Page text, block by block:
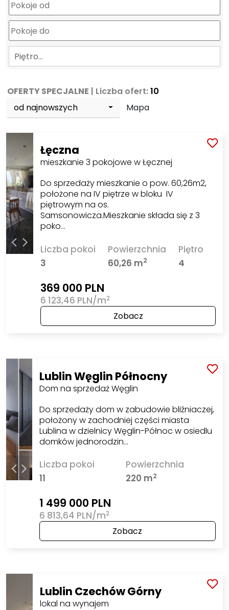
Piętro…
OFERTY SPECJALNE | Liczba ofert:10
od najnowszych
Mapa
Łęczna
mieszkanie 3 pokojowe w Łęcznej
Do sprzedaży mieszkanie o pow. 60,26m2,
położone na IV piętrze w bloku IV
piętrowym na os.
Samsonowicza.Mieszkanie składa się z 3
poko…
Liczba pokoi
3
Powierzchnia
60,26 m2
Piętro
4
369 000 PLN
6 123,46 PLN/m2
Zobacz
Lublin Węglin Północny
Dom na sprzedaż Węglin
Do sprzedaży dom w zabudowie bliźniaczej,
położony w zachodniej części miasta
Lublina w dzielnicy Węglin-Północ w osiedlu
domków jednorodzin…
Liczba pokoi
11
Powierzchnia
220 m2
1 499 000 PLN
6 813,64 PLN/m2
Zobacz
Lublin Czechów Górny
lokal na wynajem